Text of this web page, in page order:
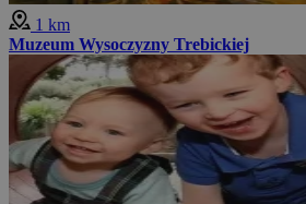
1 km
Muzeum Wysoczyzny Trebickiej